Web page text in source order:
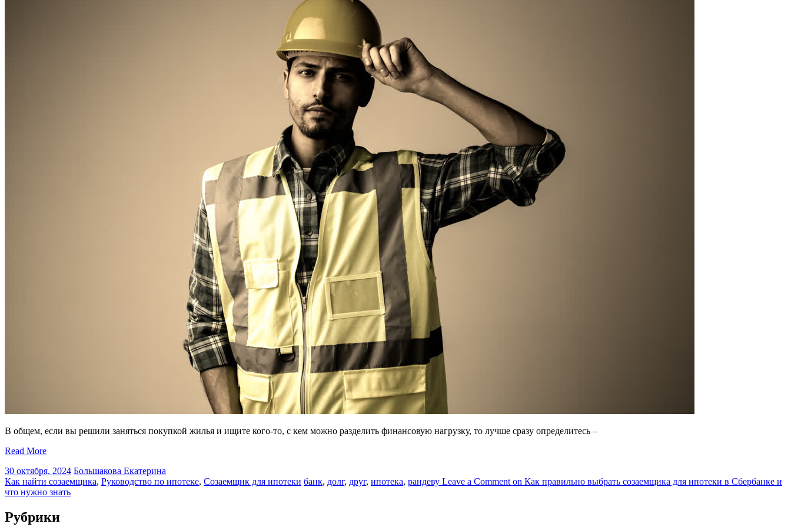
В общем, если вы решили заняться покупкой жилья и ищите кого-то, с кем можно разделить финансовую нагрузку, то лучше сразу определитесь –
Read More
30 октября, 2024 Большакова Екатерина
Как найти созаемщика, Руководство по ипотеке, Созаемщик для ипотеки банк, долг, друг, ипотека, рандеву Leave a Comment on Как правильно выбрать созаемщика для ипотеки в Сбербанке и
что нужно знать
Рубрики